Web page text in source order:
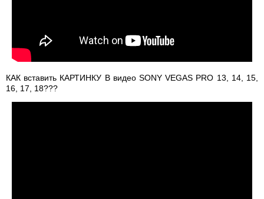
КАК вставить КАРТИНКУ В видео SONY VEGAS PRO 13, 14, 15,
16, 17, 18???